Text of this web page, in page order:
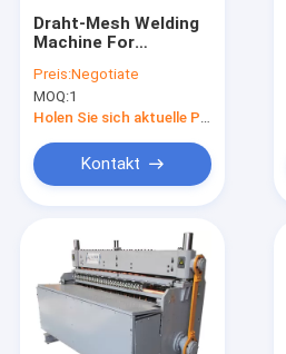
Produits
Über uns
Draht-Mesh Welding
Machine For
Autos 125KVA
Preis:Negotiate
MOQ:1
Holen Sie sich aktuelle Preis
Kontakt